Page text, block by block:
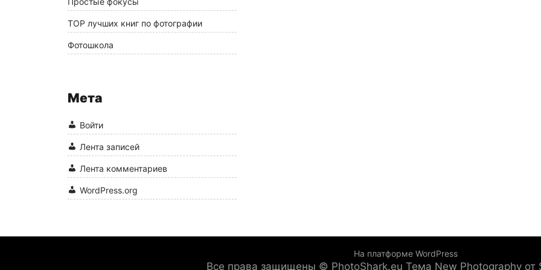
ТОР лучших книг по фотографии
Фотошкола
Мета
Войти
Лента записей
Лента комментариев
WordPress.org
На платформе WordPress
Все права защищены © PhotoShark.eu Тема New Photography от